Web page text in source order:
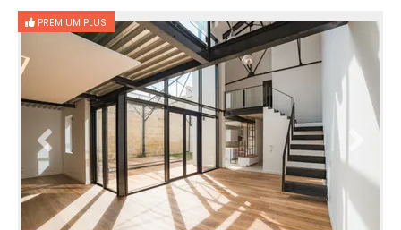
PREMIUM PLUS